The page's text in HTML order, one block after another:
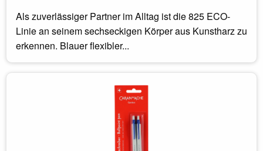
Als zuverlässiger Partner im Alltag ist die 825 ECO-
Linie an seinem sechseckigen Körper aus Kunstharz zu
erkennen. Blauer flexibler...